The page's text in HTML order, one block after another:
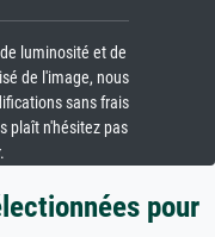
luminosité et de
de l'image, nous
sans frais
plaît n'hésitez pas
pour